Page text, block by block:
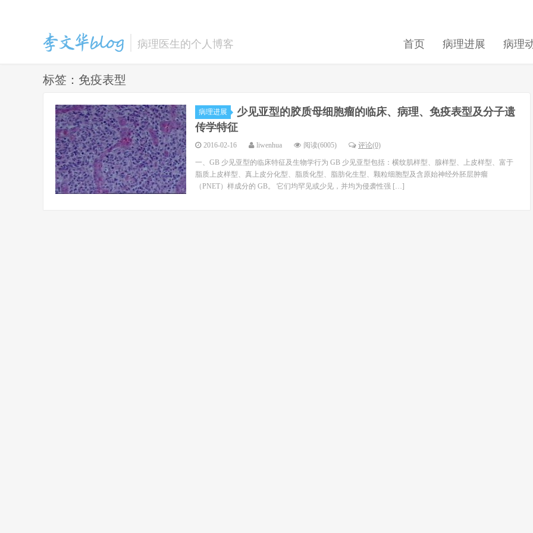
李文华的博客
病理医生的个人博客 首页 病理进展 病理
标签：免疫表型
病理进展
少见亚型的胶质母细胞瘤的临床、病理、免疫表型及分子遗
传学特征
2016-02-16 liwenhua 阅读(6005) 评论(0)
一、GB 少见亚型的临床特征及生物学行为 GB 少见亚型包括：横纹肌样型、腺样型、上皮样型、富于
脂质上皮样型、真上皮分化型、脂质化型、脂肪化生型、颗粒细胞型及含原始神经外胚层肿瘤
（PNET）样成分的 GB。 它们均罕见或少见，并均为侵袭性强 […]